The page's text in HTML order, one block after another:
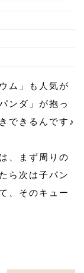
ム」も人気が
ンダ」が抱っ
できるんです♪
、まず周りの
ら次は子パン
、そのキュー